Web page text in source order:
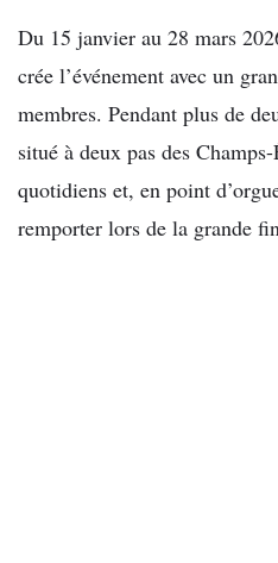
Du 15 janvier au 28 mars
crée l’événement avec un
membres. Pendant plus de
situé à deux pas des
quotidiens et, en point
remporter lors de la grande